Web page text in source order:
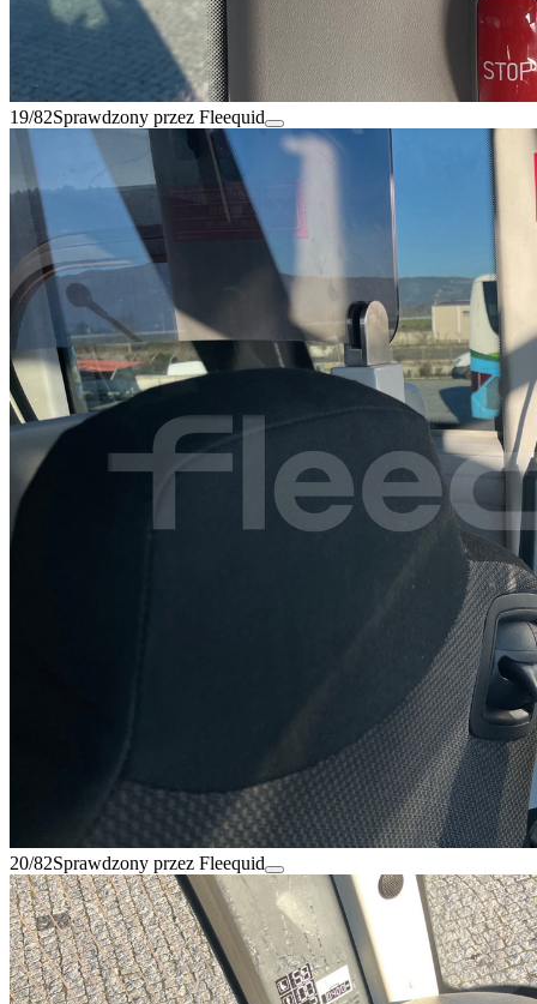
19/82Sprawdzony przez Fleequid
20/82Sprawdzony przez Fleequid